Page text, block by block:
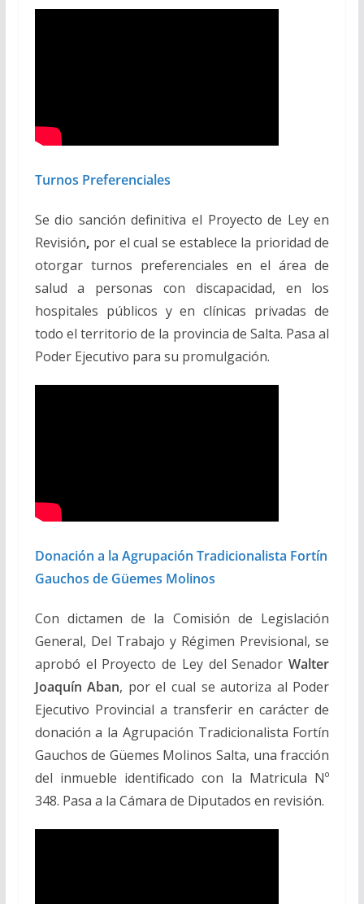
Turnos Preferenciales
Se dio sanción definitiva el Proyecto de Ley en
Revisión, por el cual se establece la prioridad de
otorgar turnos preferenciales en el área de
salud a personas con discapacidad, en los
hospitales públicos y en clínicas privadas de
todo el territorio de la provincia de Salta. Pasa al
Poder Ejecutivo para su promulgación.
Donación a la Agrupación Tradicionalista Fortín
Gauchos de Güemes Molinos
Con dictamen de la Comisión de Legislación
General, Del Trabajo y Régimen Previsional, se
aprobó el Proyecto de Ley del Senador Walter
Joaquín Aban, por el cual se autoriza al Poder
Ejecutivo Provincial a transferir en carácter de
donación a la Agrupación Tradicionalista Fortín
Gauchos de Güemes Molinos Salta, una fracción
del inmueble identificado con la Matricula Nº
348. Pasa a la Cámara de Diputados en revisión.